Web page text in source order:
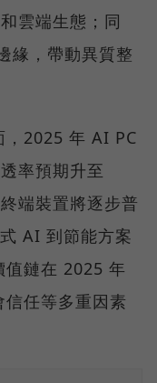
雲端生態；同
緣，帶動異質整
，2025 年 AI PC
率預期升至
端裝置將逐步普
AI 到節能方案
值鏈在 2025 年
任等多重因素